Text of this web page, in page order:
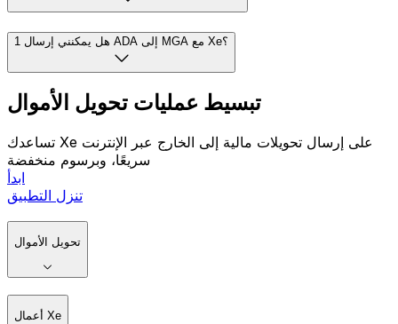
هل يمكنني إرسال 1 ADA إلى MGA مع Xe؟
تبسيط عمليات تحويل الأموال
تساعدك Xe على إرسال تحويلات مالية إلى الخارج عبر الإنترنت
سريعًا، وبرسوم منخفضة
ابدأ
تنزل التطبيق
تحويل الأموال
أعمال Xe